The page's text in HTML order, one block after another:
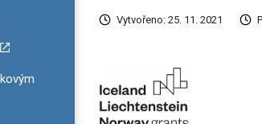
dostupné dálkovým přístupem
Vytvořeno: 25. 11. 2021